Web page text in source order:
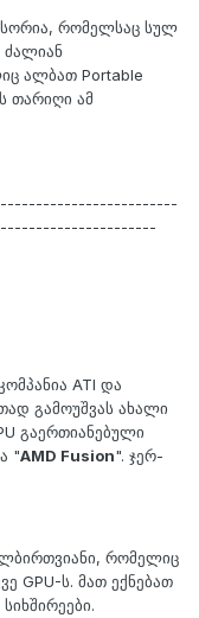
რომელსაც სულ
ძალიან
ალბათ Portable
თარიღი ამ
ATI და
გამოუშვას ახალი
გაერთიანებული
"AMD Fusion". ჯერ-
რომელიც
GPU-ს. მათ ექნებათ